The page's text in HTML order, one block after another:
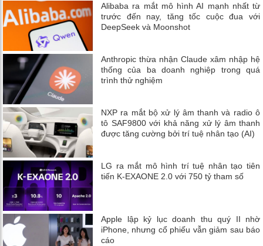
Alibaba ra mắt mô hình AI mạnh nhất từ
trước đến nay, tăng tốc cuộc đua với
DeepSeek và Moonshot
Anthropic thừa nhận Claude xâm nhập hệ
thống của ba doanh nghiệp trong quá
trình thử nghiệm
NXP ra mắt bộ xử lý âm thanh và radio ô
tô SAF9800 với khả năng xử lý âm thanh
được tăng cường bởi trí tuệ nhân tạo (AI)
LG ra mắt mô hình trí tuệ nhân tạo tiên
tiến K-EXAONE 2.0 với 750 tỷ tham số
Apple lập kỷ lục doanh thu quý II nhờ
iPhone, nhưng cổ phiếu vẫn giảm sau báo
cáo